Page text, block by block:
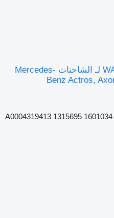
صمام الهواء WABCO 4802040020 لـ الشاحنات Mercedes-
Benz Actros,
4802040020 0004319413 A0004319413 1315695